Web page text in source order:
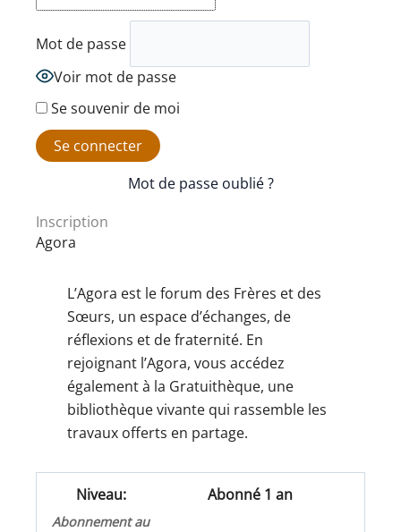
Mot de passe
Voir mot de passe
Se souvenir de moi
Mot de passe oublié ?
Inscription
Agora
L’Agora est le forum des Frères et des
Sœurs, un espace d’échanges, de
réflexions et de fraternité. En
rejoignant l’Agora, vous accédez
également à la Gratuithèque, une
bibliothèque vivante qui rassemble les
travaux offerts en partage.
Abonné 1 an
Abonnement au